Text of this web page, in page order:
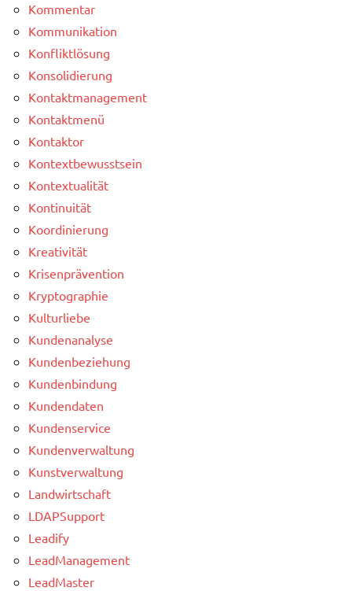
Kommentar
Kommunikation
Konfliktlösung
Konsolidierung
Kontaktmanagement
Kontaktmenü
Kontaktor
Kontextbewusstsein
Kontextualität
Kontinuität
Koordinierung
Kreativität
Krisenprävention
Kryptographie
Kulturliebe
Kundenanalyse
Kundenbeziehung
Kundenbindung
Kundendaten
Kundenservice
Kundenverwaltung
Kunstverwaltung
Landwirtschaft
LDAPSupport
Leadify
LeadManagement
LeadMaster